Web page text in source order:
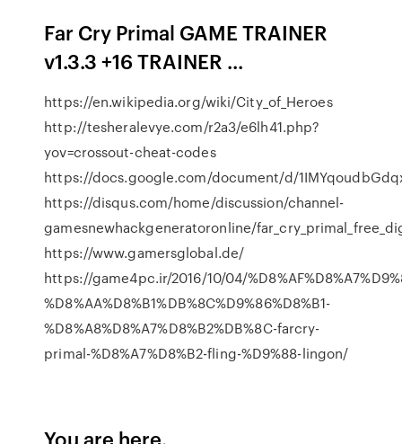
Far Cry Primal GAME TRAINER
v1.3.3 +16 TRAINER ...
https://en.wikipedia.org/wiki/City_of_Heroes
http://tesheralevye.com/r2a3/e6lh41.php?
yov=crossout-cheat-codes
https://docs.google.com/document/d/
https://disqus.com/home/discussion/channel-
gamesnewhackgeneratoronline/
https://www.gamersglobal.de/
https://game4pc.ir/2016/10/04/
%D8%AA%D8%B1%DB%8C%D9%86%D8%B1-
%D8%A8%D8%A7%D8%B2%DB%8C-farcry-
primal-%D8%A7%D8%B2-fling-%D9%88-lingon/
You are here.